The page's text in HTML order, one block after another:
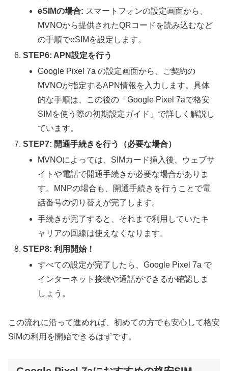
eSIMの場合: スマートフォンの設定画面から、
MVNOから提供されたQRコードを読み込むなど
の手順でeSIMを設定します。
STEP6: APN設定を行う
Google Pixel 7a の設定画面から、ご契約の
MVNOが指定するAPN情報を入力します。具体
的な手順は、この後の「Google Pixel 7aで格安
SIMを使う際の初期設定ガイド」で詳しく解説し
ています。
STEP7: 開通手続きを行う（必要な場合）
MVNOによっては、SIMカード挿入後、ウェブサ
イトや電話で開通手続きが必要な場合がありま
す。MNPの場合も、開通手続きを行うことで電
話番号の切り替えが完了します。
手続きが完了すると、それまで利用していたキ
ャリアの回線は使えなくなります。
STEP8: 利用開始！
すべての設定が完了したら、Google Pixel 7a で
インターネット接続や通話ができるか確認しま
しょう。
この流れに沿って進めれば、初めての方でも安心して格安
SIMの利用を開始できるはずです。